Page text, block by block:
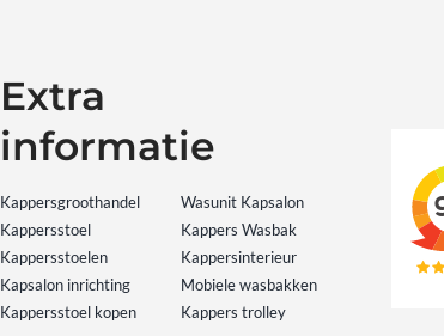
Extra
informatie
Kappersgroothandel
Kappersstoel
Kappersstoelen
Kapsalon inrichting
Kappersstoel kopen
Wasunit Kapsalon
Kappers Wasbak
Kappersinterieur
Mobiele wasbakken
Kappers trolley